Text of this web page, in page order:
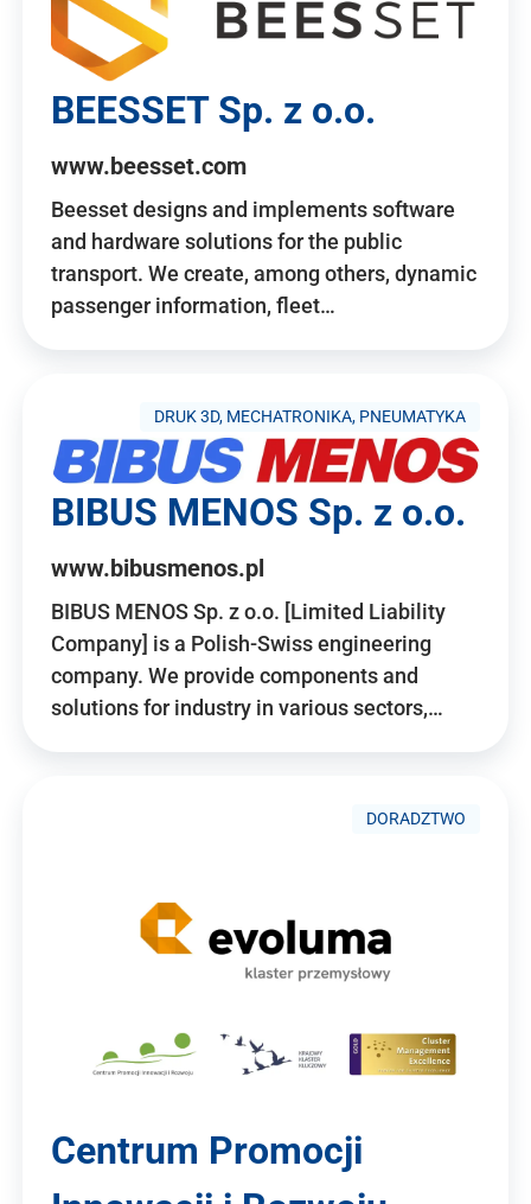
BEESSET Sp. z o.o.
www.beesset.com
Beesset designs and implements software
and hardware solutions for the public
transport. We create, among others, dynamic
passenger information, fleet…
DRUK 3D, MECHATRONIKA, PNEUMATYKA
BIBUS MENOS Sp. z o.o.
www.bibusmenos.pl
BIBUS MENOS Sp. z o.o. [Limited Liability
Company] is a Polish-Swiss engineering
company. We provide components and
solutions for industry in various sectors,…
DORADZTWO
Centrum Promocji